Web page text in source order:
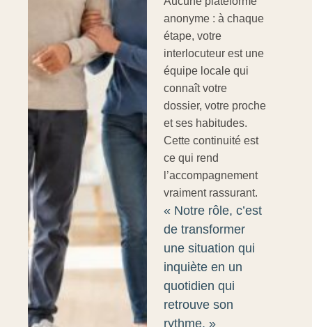
anonyme : à chaque
étape, votre
interlocuteur est une
équipe locale qui
connaît votre
dossier, votre proche
et ses habitudes.
Cette continuité est
ce qui rend
l’accompagnement
vraiment rassurant.
« Notre rôle, c’est
de transformer
une situation qui
inquiète en un
quotidien qui
retrouve son
rythme. »